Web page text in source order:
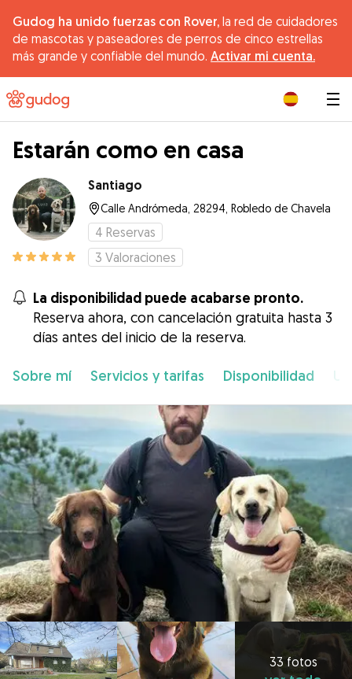
Gudog ha unido fuerzas con Rover, la red de cuidadores
de mascotas y paseadores de perros de cinco estrellas
más grande y confiable del mundo. Activar mi cuenta.
Estarán como en casa
Santiago
Calle Andrómeda, 28294, Robledo de Chavela
4 Reservas
3 Valoraciones
La disponibilidad puede acabarse pronto.
Reserva ahora, con cancelación gratuita hasta 3
días antes del inicio de la reserva.
Sobre mí Servicios y tarifas Disponibilidad
33 fotos